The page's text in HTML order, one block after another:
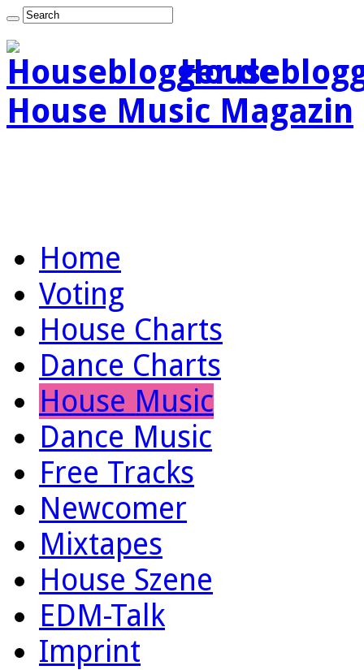
House Music Magazin
Home
Voting
House Charts
Dance Charts
House Music
Dance Music
Free Tracks
Newcomer
Mixtapes
House Szene
EDM-Talk
Imprint